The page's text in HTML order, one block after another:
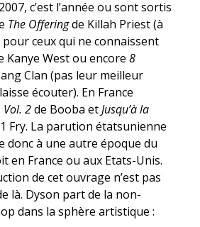
c’est l’année ou sont sortis
The Offeringde Killah Priest (à
pour ceux qui ne connaissent
Kanye West ou encore 8
Clan (pas leur meilleur
écouter). En France
Vol. 2de Booba etJusqu’à la
Fry. La parution étatsunienne
donc à une autre époque du
en France ou aux Etats-Unis.
de cet ouvrage n’est pas
là. Dyson part de la non-
dans la sphère artistique :